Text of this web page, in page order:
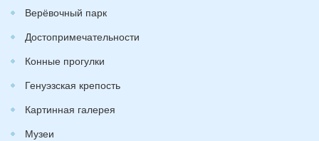
Верёвочный парк
Достопримечательности
Конные прогулки
Генуэзская крепость
Картинная галерея
Музеи